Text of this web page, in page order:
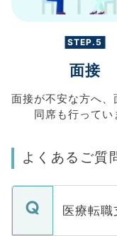
STEP.5
面接
面接が不安な方へ、
同席も行ってい
よくあるご質
医療転職